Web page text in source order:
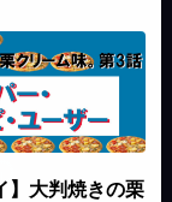
】大判焼きの栗